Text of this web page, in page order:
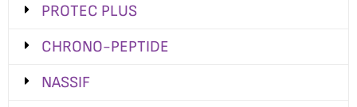
PROTEC PLUS
CHRONO-PEPTIDE
NASSIF